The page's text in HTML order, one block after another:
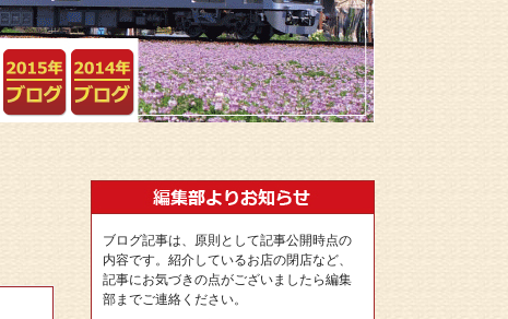
ブログ記事は、原則として記事公開時点の
内容です。紹介しているお店の閉店など、
記事にお気づきの点がございましたら編集
部までご連絡ください。